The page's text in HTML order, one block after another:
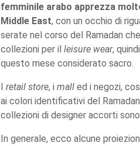
femminile arabo apprezza
Middle East, con un occhio di
serate nel corso del Ramadan
collezioni per il leisure wear,
questo mese considerato sacro.
I retail store, i mall ed i negozi,
ai colori identificativi del
collezioni di designer accorti
In generale, ecco alcune